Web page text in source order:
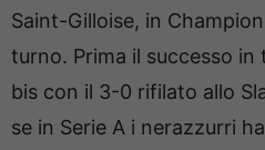
Saint-Gilloise, in
turno. Prima il successo in
bis con il 3-0 rifilato allo
se in Serie A i nerazzurri